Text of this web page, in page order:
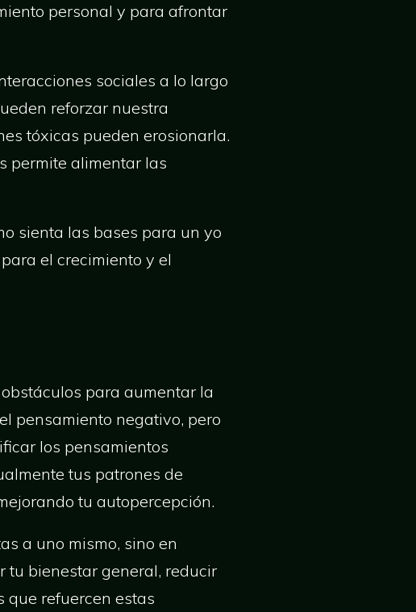
personal y para afrontar
sociales a lo largo
reforzar nuestra
tóxicas pueden erosionarla.
permite alimentar las
sienta las bases para un yo
el crecimiento y el
para aumentar la
pensamiento negativo, pero
los pensamientos
tus patrones de
tu autopercepción.
a uno mismo, sino en
tu bienestar general, reducir
que refuercen estas